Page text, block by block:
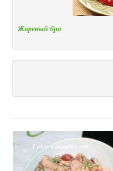
Жареный бри